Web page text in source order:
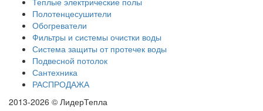
Полотенцесушители
Обогреватели
Фильтры и системы очистки воды
Система защиты от протечек воды
Подвесной потолок
Сантехника
РАСПРОДАЖА
2013-2026 © ЛидерТепла